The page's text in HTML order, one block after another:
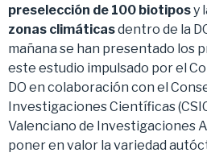
preselección de 100 biotiposy
zonas climáticasdentro de la
mañana se han presentado los
este estudio impulsado por el
DO en colaboración con el
Investigaciones Científicas
Valenciano de Investigaciones
poner en valor la variedad